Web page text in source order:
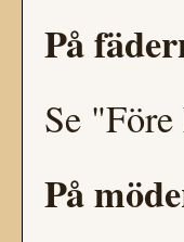
På
Se
På